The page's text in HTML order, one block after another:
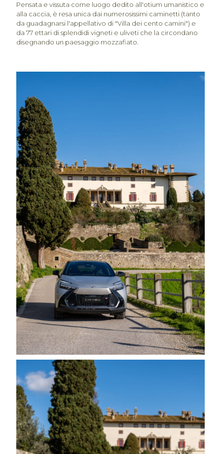
Pensata e vissuta come luogo dedito all'otium umanistico e
alla caccia, è resa unica dai numerosissimi caminetti (tanto
da guadagnarsi l'appellativo di "Villa dei cento camini") e
da 77 ettari di splendidi vigneti e uliveti che la circondano
disegnando un paesaggio mozzafiato.